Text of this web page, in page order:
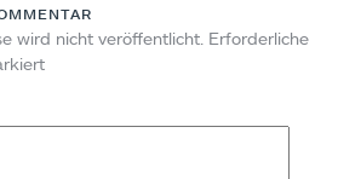
wird nicht veröffentlicht. Erforderliche